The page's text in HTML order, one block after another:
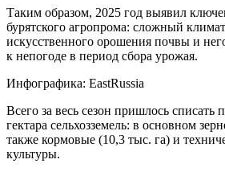
Таким образом, 2025 год выявил
бурятского агропрома: сложный
искусственного орошения почвы и
к непогоде в период сбора урожая.
Инфографика: EastRussia
Всего за весь сезон пришлось списать
гектара сельхозземель: в основном
также кормовые (10,3 тыс. га) и
культуры.